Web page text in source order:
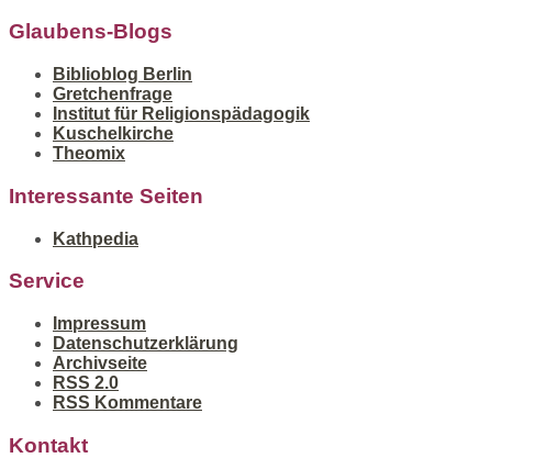
Glaubens-Blogs
Biblioblog Berlin
Gretchenfrage
Institut für Religionspädagogik
Kuschelkirche
Theomix
Interessante Seiten
Kathpedia
Service
Impressum
Datenschutzerklärung
Archivseite
RSS 2.0
RSS Kommentare
Kontakt